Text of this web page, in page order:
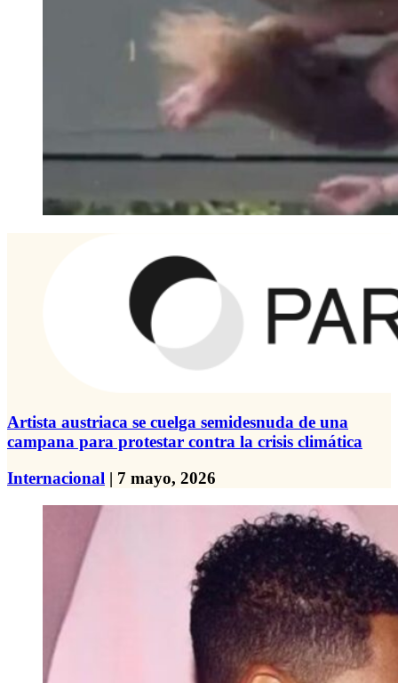
Artista austriaca se cuelga semidesnuda de una
campana para protestar contra la crisis climática
Internacional | 7 mayo, 2026